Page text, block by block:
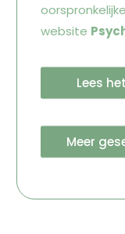
website
Lees
Meer